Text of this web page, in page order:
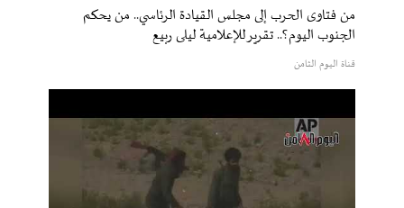
من فتاوى الحرب إلى مجلس القيادة الرئاسي.. من يحكم
الجنوب اليوم؟.. تقرير للإعلامية ليلى ربيع
قناة اليوم الثامن